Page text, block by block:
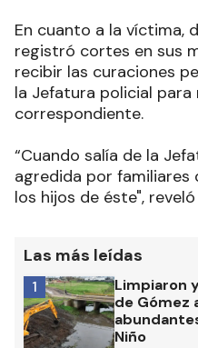
En cuanto a la víctima,
registró cortes en sus
recibir las curaciones
la Jefatura policial para
correspondiente.
“Cuando salía de la
agredida por familiares
los hijos de éste",
Las más leídas
Limpiaron
de Gómez
Niño
1